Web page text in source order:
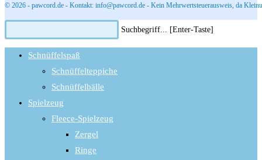
© 2026 - pawcord.de - Kontakt: info@pawcord.de - Kein Mehrwertsteuerausweis, da
Website
durchsuchen
Suchbegriff... [Enter-Taste]
to
Schnüffelspaß
Schnüffelteppiche
Schnüffelbälle
Spielzeug
Fleece-Spielzeug
Zergel
Ringe